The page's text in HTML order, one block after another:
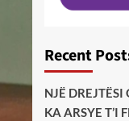
Recent
NJË
KA ARSYE T’I